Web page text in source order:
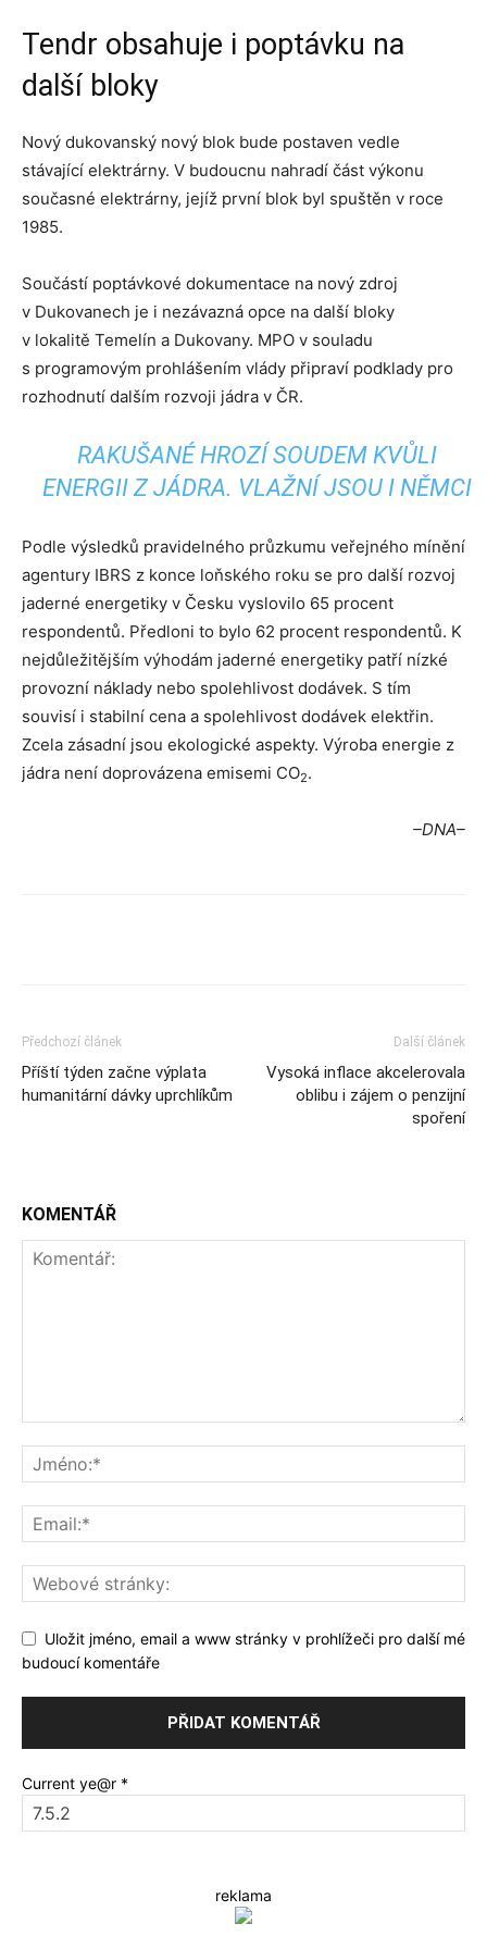
Tendr obsahuje i poptávku na
další bloky
Nový dukovanský nový blok bude postaven vedle
stávající elektrárny. V budoucnu nahradí část výkonu
současné elektrárny, jejíž první blok byl spuštěn v roce
1985.
Součástí poptávkové dokumentace na nový zdroj
v Dukovanech je i nezávazná opce na další bloky
v lokalitě Temelín a Dukovany. MPO v souladu
s programovým prohlášením vlády připraví podklady pro
rozhodnutí dalším rozvoji jádra v ČR.
RAKUŠANÉ HROZÍ SOUDEM KVŮLI
ENERGII Z JÁDRA. VLAŽNÍ JSOU I NĚMCI
Podle výsledků pravidelného průzkumu veřejného mínění
agentury IBRS z konce loňského roku se pro další rozvoj
jaderné energetiky v Česku vyslovilo 65 procent
respondentů. Předloni to bylo 62 procent respondentů. K
nejdůležitějším výhodám jaderné energetiky patří nízké
provozní náklady nebo spolehlivost dodávek. S tím
souvisí i stabilní cena a spolehlivost dodávek elektřin.
Zcela zásadní jsou ekologické aspekty. Výroba energie z
jádra není doprovázena emisemi CO2.
–DNA–
Předchozí článek
Příští týden začne výplata
humanitární dávky uprchlíkům
Další článek
Vysoká inflace akcelerovala
oblibu i zájem o penzijní
spoření
KOMENTÁŘ
Uložit jméno, email a www stránky v prohlížeči pro další mé
budoucí komentáře
Current ye@r *
reklama